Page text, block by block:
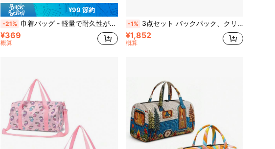
¥99 節約
-21% 巾着バッグ - 軽量で耐久性があり、かわいいデザイン、カピバラ柄 - 学校、スポーツ、旅行、おもちゃの収納に最適
¥369
概算
-1% 3点セット バックパック、クリエイティブな6&7の数字/ゲームパターン、ユニセックス、ショルダーバッグ、ペンケース、バックパックが含まれます
¥1,852
概算